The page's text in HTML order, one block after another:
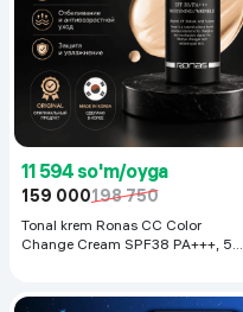
11 594 so'm/oyga
159 000198 750
Tonal krem Ronas CC Color
Change Cream SPF38 PA+++, 50